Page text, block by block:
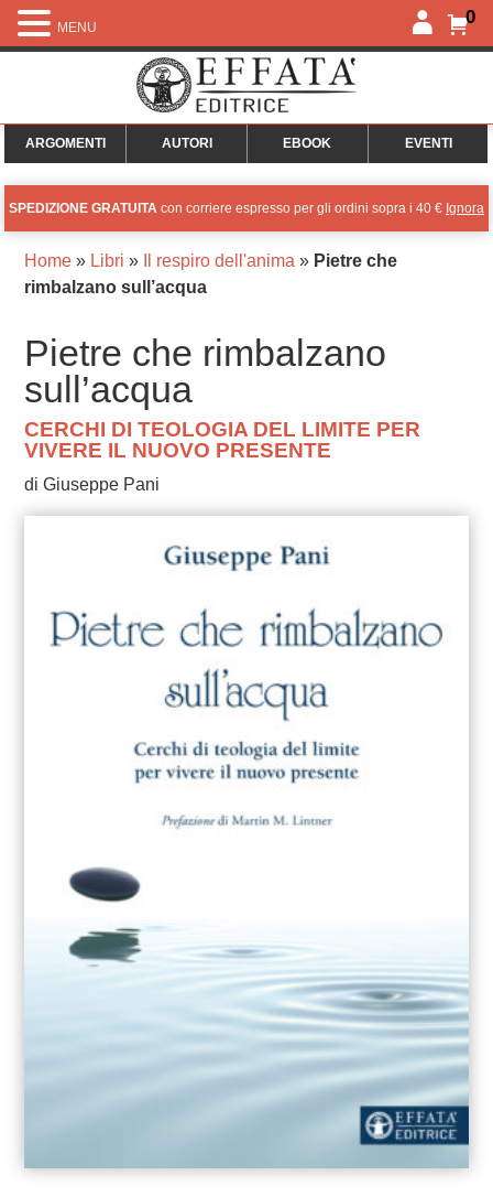
0
ARGOMENTI AUTORI EBOOK EVENTI
SPEDIZIONE GRATUITA con corriere espresso per gli ordini sopra i 40 € Ignora
Home» Libri » Il respiro dell'anima » Pietre che
rimbalzano sull’acqua
Pietre che rimbalzano
sull’acqua
CERCHI DI TEOLOGIA DEL LIMITE PER
VIVERE IL NUOVO PRESENTE
di Giuseppe Pani
MENU